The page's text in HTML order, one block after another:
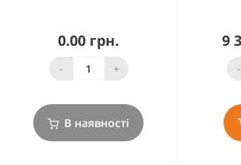
0.00 грн.
- +
В наявності
9
-